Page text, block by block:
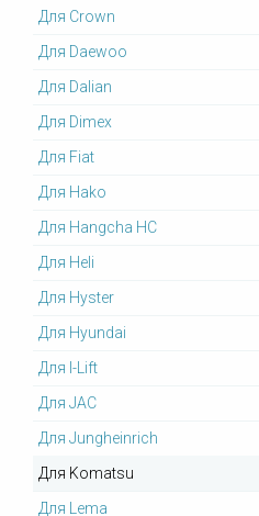
Для Crown
Для Daewoo
Для Dalian
Для Dimex
Для Fiat
Для Hako
Для Hangcha HC
Для Heli
Для Hyster
Для Hyundai
Для I-Lift
Для JAC
Для Jungheinrich
Для Komatsu
Для Lema